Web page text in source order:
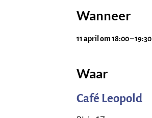
Wanneer
11 aprilom18:00–19:30
Waar
Café Leopold